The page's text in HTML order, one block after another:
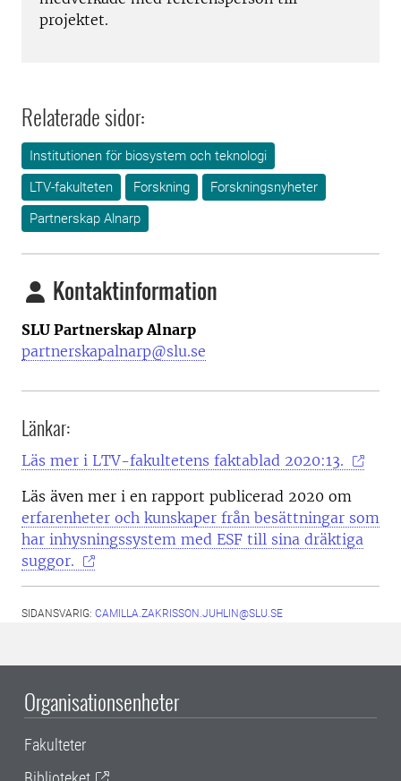
projektet.
Relaterade sidor:
Institutionen för biosystem och teknologi
LTV-fakulteten
Forskning
Forskningsnyheter
Partnerskap Alnarp
Kontaktinformation
SLU Partnerskap Alnarp
partnerskapalnarp@slu.se
Länkar:
Läs mer i LTV-fakultetens faktablad 2020:13.
Läs även mer i en rapport publicerad 2020 om
erfarenheter och kunskaper från besättningar som
har inhysningssystem med ESF till sina dräktiga
suggor.
SIDANSVARIG: CAMILLA.ZAKRISSON.JUHLIN@SLU.SE
Organisationsenheter
Fakulteter